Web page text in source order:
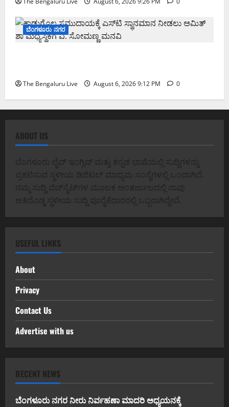
ಬೆಂಗಳೂರು ನಗರ
The Bengaluru Live August 6, 2026 9:12 PM 0
ABOUT US
ಬೆಂಗಳೂರು ಲೈವ್ ಇಂಗ್ಲಿಷ್ ಮತ್ತು ಕನ್ನಡ ಭಾಷೆಯಲ್ಲಿ ಸುದ್ದಿಗಳನ್ನು
ಪ್ರಕಟಿಸುವ ಸ್ಥಳೀಯ ಡಿಜಿಟಲ್ ಮಾಧ್ಯಮ ಸಂಸ್ಥೆಗಳಲ್ಲಿ ಒಂದಾಗಿದೆ.
ನಮ್ಮ ಸುದ್ದಿ ವೆಬ್‌ಸೈಟ್‌ಗಳ ಮೂಲಕ ಅಂತರ್ಜಾಲದಲ್ಲಿ ನಾವು
ಅತಿದೊಡ್ಡ ಸ್ಥಳೀಯ ಸುದ್ದಿ ಪೂರೈಕೆದಾರರಲ್ಲಿ ಒಬ್ಬರಾಗಿದ್ದೇವೆ.
USEFUL LINKS
About
Privacy
Contact Us
Advertise with us
RECENT NEWS
ಬೆಂಗಳೂರು ನಗರ ನೀರು ನಿರ್ವಹಣಾ ಮಾದರಿ ಅಧ್ಯಯನಕ್ಕೆ